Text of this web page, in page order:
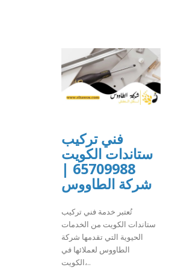
فني تركيب
ستاندات الكويت
65709988 |
شركة الطاووس
تُعتبر خدمة فني تركيب
ستاندات الكويت من الخدمات
الحيوية التي تقدمها شركة
الطاووس لعملائها في
الكويت،..